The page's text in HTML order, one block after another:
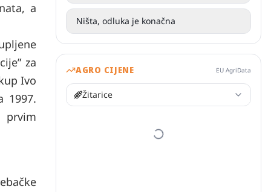
a
za
Ivo
1997.
prvim
Ništa, odluka je konačna
AGRO CIJENE EU AgriData
Žitarice